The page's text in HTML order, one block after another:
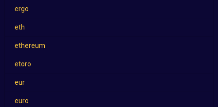
ergo
eth
ethereum
etoro
eur
euro